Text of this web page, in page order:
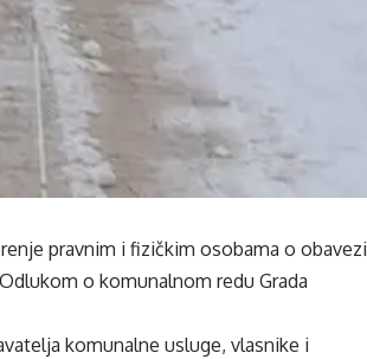
pravnim i fizičkim osobama o obavezi
o komunalnom redu Grada
komunalne usluge, vlasnike i